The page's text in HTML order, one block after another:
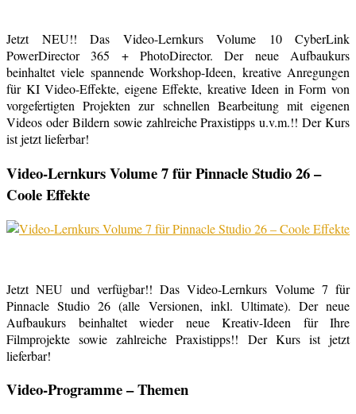
Jetzt NEU!! Das Video-Lernkurs Volume 10 CyberLink
PowerDirector 365 + PhotoDirector. Der neue Aufbaukurs
beinhaltet viele spannende Workshop-Ideen, kreative Anregungen
für KI Video-Effekte, eigene Effekte, kreative Ideen in Form von
vorgefertigten Projekten zur schnellen Bearbeitung mit eigenen
Videos oder Bildern sowie zahlreiche Praxistipps u.v.m.!! Der Kurs
ist jetzt lieferbar!
Video-Lernkurs Volume 7 für Pinnacle Studio 26 –
Coole Effekte
Jetzt NEU und verfügbar!! Das Video-Lernkurs Volume 7 für
Pinnacle Studio 26 (alle Versionen, inkl. Ultimate). Der neue
Aufbaukurs beinhaltet wieder neue Kreativ-Ideen für Ihre
Filmprojekte sowie zahlreiche Praxistipps!! Der Kurs ist jetzt
lieferbar!
Video-Programme – Themen